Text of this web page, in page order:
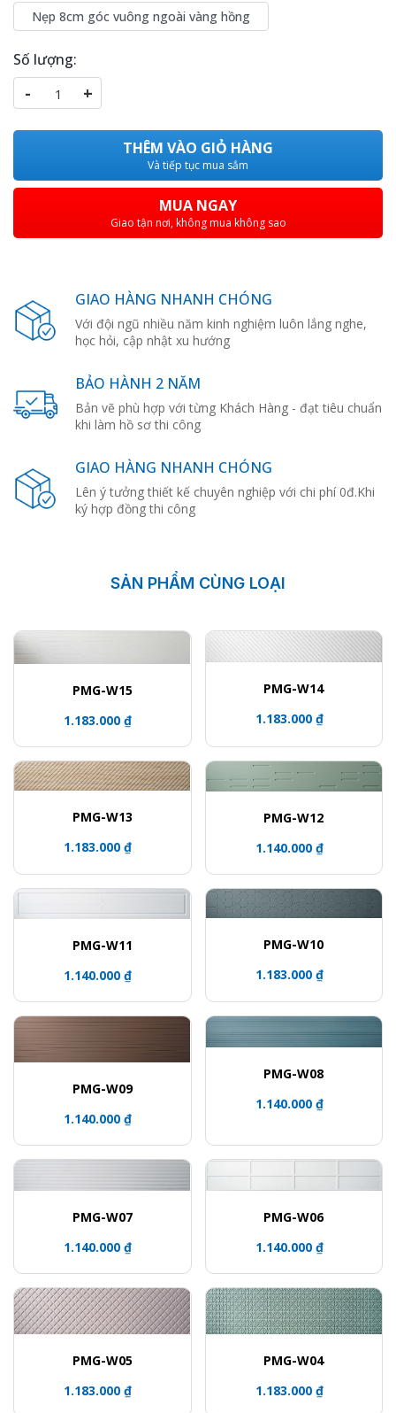
Nẹp 8cm góc vuông ngoài vàng hồng
Số lượng:
- +
THÊM VÀO GIỎ HÀNG
Và tiếp tục mua sắm
MUA NGAY
Giao tận nơi, không mua không sao
GIAO HÀNG NHANH CHÓNG
Với đội ngũ nhiều năm kinh nghiệm luôn lắng nghe,
học hỏi, cập nhật xu hướng
BẢO HÀNH 2 NĂM
Bản vẽ phù hợp với từng Khách Hàng - đạt tiêu chuẩn
khi làm hồ sơ thi công
GIAO HÀNG NHANH CHÓNG
Lên ý tưởng thiết kế chuyên nghiệp với chi phí 0đ.Khi
ký hợp đồng thi công
SẢN PHẨM CÙNG LOẠI
PMG-W15
1.183.000 ₫
PMG-W14
1.183.000 ₫
PMG-W13
1.183.000 ₫
PMG-W12
1.140.000 ₫
PMG-W11
1.140.000 ₫
PMG-W10
1.183.000 ₫
PMG-W09
1.140.000 ₫
PMG-W08
1.140.000 ₫
PMG-W07
1.140.000 ₫
PMG-W06
1.140.000 ₫
PMG-W05
1.183.000 ₫
PMG-W04
1.183.000 ₫